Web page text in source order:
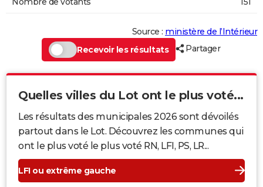
Source : ministère de l’Intérieur
Recevoir les résultats
Partager
Quelles villes du Lot ont le plus voté...
Les résultats des municipales 2026 sont dévoilés
partout dans le Lot. Découvrez les communes qui
ont le plus voté le plus voté RN, LFI, PS, LR...
LFI ou extrême gauche